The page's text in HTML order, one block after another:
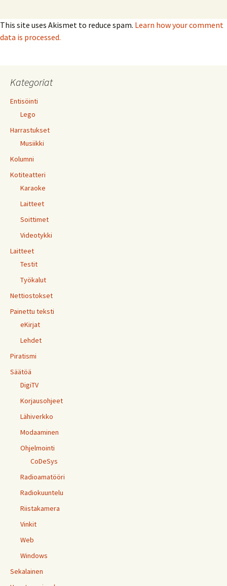
This site uses Akismet to reduce spam. Learn how your comment
data is processed.
Kategoriat
Entisöinti
Lego
Harrastukset
Musiikki
Kolumni
Kotiteatteri
Karaoke
Laitteet
Soittimet
Videotykki
Laitteet
Testit
Työkalut
Nettiostokset
Painettu teksti
eKirjat
Lehdet
Piratismi
Säätöä
DigiTV
Korjausohjeet
Lähiverkko
Modaaminen
Ohjelmointi
CoDeSys
Radioamatööri
Radiokuuntelu
Riistakamera
Vinkit
Web
Windows
Sekalainen